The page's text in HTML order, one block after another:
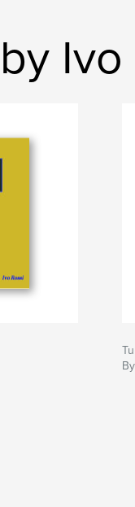
Ivo